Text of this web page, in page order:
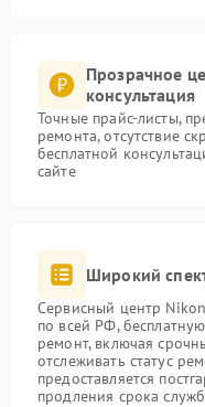
Прозрачное
консультация
Точные прайс-листы,
ремонта, отсутствие
бесплатной
сайте
Широкий
Сервисный центр
по всей РФ,
ремонт, включая
отслеживать статус
предоставляется
продления срока